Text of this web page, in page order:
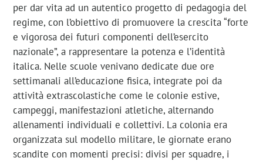
per dar vita ad un autentico progetto di pedagogia del
regime, con l’obiettivo di promuovere la crescita “forte
e vigorosa dei futuri componenti dell’esercito
nazionale”, a rappresentare la potenza e l’identità
italica. Nelle scuole venivano dedicate due ore
settimanali all’educazione fisica, integrate poi da
attività extrascolastiche come le colonie estive,
campeggi, manifestazioni atletiche, alternando
allenamenti individuali e collettivi. La colonia era
organizzata sul modello militare, le giornate erano
scandite con momenti precisi: divisi per squadre, i